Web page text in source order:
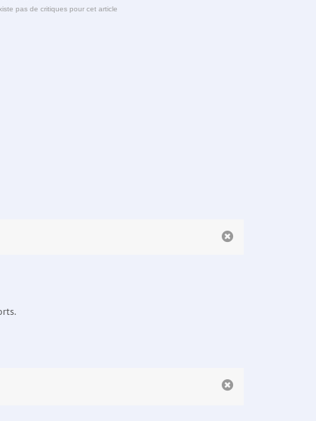
pas de critiques pour cet article